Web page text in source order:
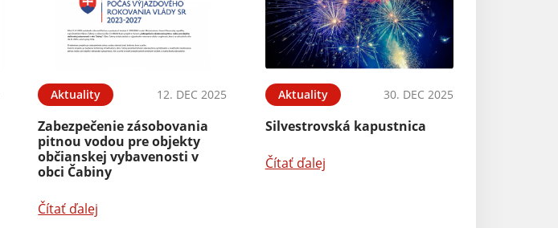
Aktuality 12. DEC 2025
Zabezpečenie zásobovania
pitnou vodou pre objekty
občianskej vybavenosti v
obci Čabiny
Čítať ďalej
Aktuality 30. DEC 2025
Silvestrovská kapustnica
Čítať ďalej